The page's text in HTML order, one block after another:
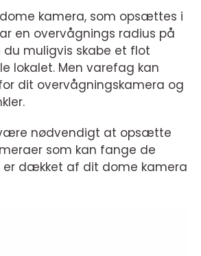
kamera, som opsættes i
en overvågnings radius på
du muligvis skabe et flot
lokalet. Men varefag kan
dit overvågningskamera og
nødvendigt at opsætte
som kan fange de
er dækket af dit dome kamera